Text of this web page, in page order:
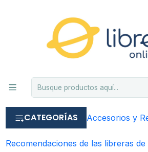
CATEGORÍAS Accesorios y
Recomendaciones de las libreras